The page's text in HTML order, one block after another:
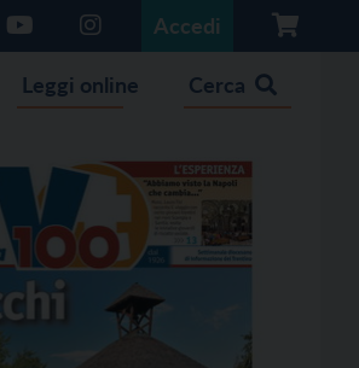
Accedi
Leggi online Cerca